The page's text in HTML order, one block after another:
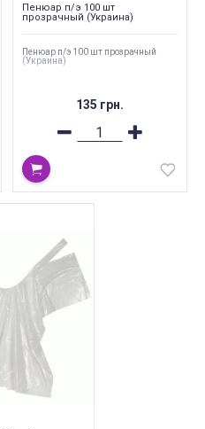
Пенюар п/э 100 шт
прозрачный (Украина)
Пенюар п/э 100 шт прозрачный
(Украина)
135 грн.